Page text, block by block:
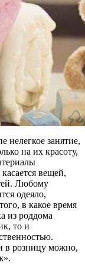
нелегкое занятие,
на их красоту,
вещей,
Любому
одеяло,
в какое время
из роддома
то и
в розницу можно,